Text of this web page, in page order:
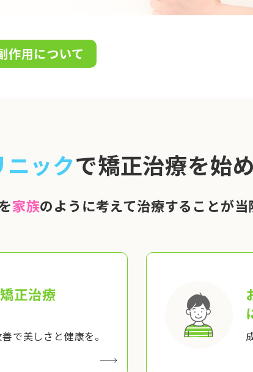
作用について
ックで矯正治療を始
家族のように考えて治療することが
正治療
で美しさと健康を。